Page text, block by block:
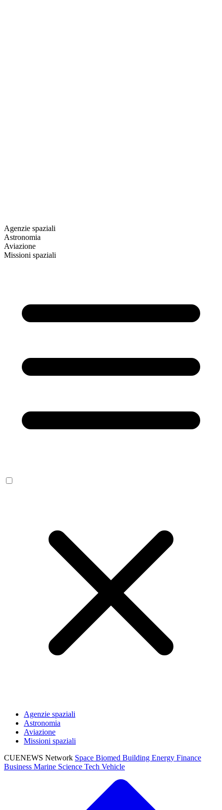
Agenzie spaziali
Astronomia
Aviazione
Missioni spaziali
Agenzie spaziali
Astronomia
Aviazione
Missioni spaziali
CUENEWS Network Space Biomed Building Energy Finance
Business Marine Science Tech Vehicle